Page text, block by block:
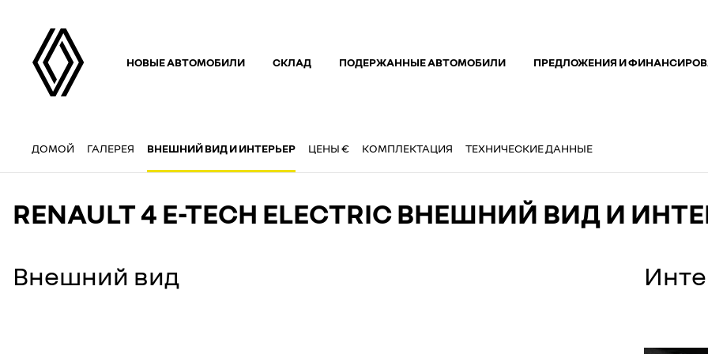
НОВЫЕ АВТОМОБИЛИ СКЛАД ПОДЕРЖАННЫE АВТОМОБИЛИ ПРЕДЛОЖЕНИЯ И
ДОМОЙ ГАЛЕРЕЯ ВНЕШНИЙ ВИД И ИНТЕРЬЕР ЦЕНЫ € КОМПЛЕКТАЦИЯ ТЕХНИЧЕСКИЕ ДАННЫЕ
RENAULT 4 E-TECH ELECTRIC ВНЕШНИЙ ВИД И
Внешний вид